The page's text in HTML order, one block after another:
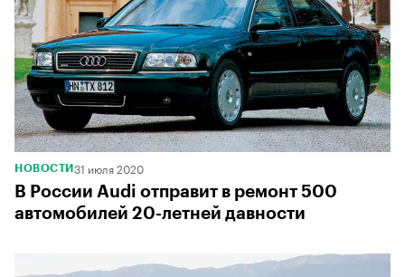
НОВОСТИ 31 июля 2020
В России Audi отправит в ремонт 500
автомобилей 20-летней давности